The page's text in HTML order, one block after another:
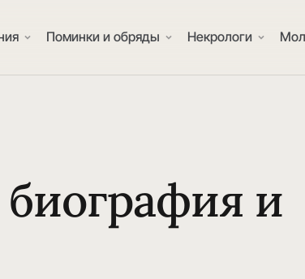
Поминки и обряды Некрологи
и